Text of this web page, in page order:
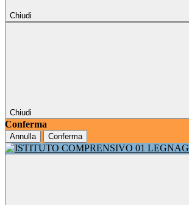
Chiudi
Chiudi
Conferma
Annulla Conferma